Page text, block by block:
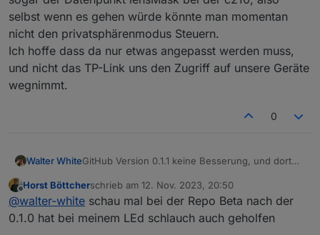
tapo.0
2023-11-12 17:45:44.423 info Found 1 devices
tapo.0
2023-11-12 17:45:44.237 info Login succesfull
Zeit
debug
Nachricht
tapo.0
2023-11-12 17:46:37.209	error	Device
2023-11-12 17:46:32.886	error	Device
2023-11-12 17:46:24.965	info	false
tapo.0
2023-11-12 17:45:45.101	info	Wait for
selbst wenn es gehen würde könnte man momentan
nicht den privatsphärenmodus Steuern.
Ich hoffe dass da nur etwas angepasst werden muss,
und nicht das TP-Link uns den Zugriff auf unsere Geräte
wegnimmt.
0
Walter WhiteGitHub Version 0.1.1 keine Besserung, und dort
c210, also selbst wenn es gehen würde könnte
man momentan nicht den privatsphärenmodus
Steuern.
Ich hoffe dass da nur etwas angepasst werden
Offline
Horst Böttcherschrieb am 12. Nov. 2023, 20:50
zuletzt editiert von
@walter-white schau mal bei der Repo Beta nach der
0.1.0 hat bei meinem LEd schlauch auch geholfen